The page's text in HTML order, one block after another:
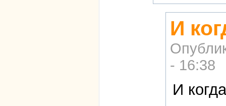
И
- 16:38
И